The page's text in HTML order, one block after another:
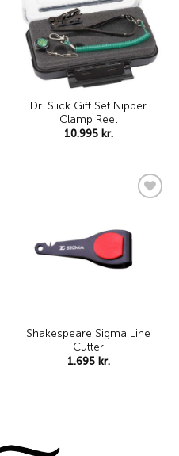
Dr. Slick Gift Set Nipper
Clamp Reel
10.995 kr.
Shakespeare Sigma Line
Cutter
1.695 kr.